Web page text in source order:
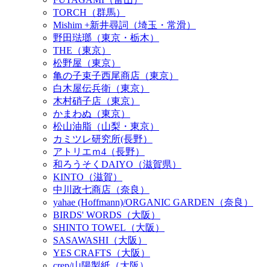
TORCH（群馬）
Mishim +新井尋詞（埼玉・常滑）
野田琺瑯（東京・栃木）
THE（東京）
松野屋（東京）
亀の子束子西尾商店（東京）
白木屋伝兵衛（東京）
木村硝子店（東京）
かまわぬ（東京）
松山油脂（山梨・東京）
カミツレ研究所(長野）
アトリエｍ4（長野）
和ろうそくDAIYO（滋賀県）
KINTO（滋賀）
中川政七商店（奈良）
yahae (Hoffmann)/ORGANIC GARDEN（奈良）
BIRDS' WORDS（大阪）
SHINTO TOWEL（大阪）
SASAWASHI（大阪）
YES CRAFTS（大阪）